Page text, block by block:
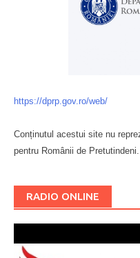
https://dprp.gov.ro/web/
Conținutul acestui site nu
pentru Românii de Pretutindeni.
RADIO ONLINE